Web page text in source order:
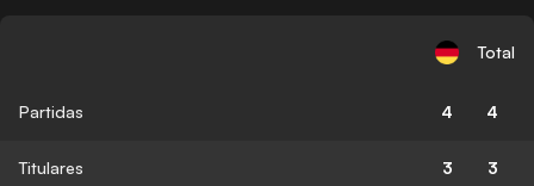
Total
Partidas 4 4
Titulares 3 3